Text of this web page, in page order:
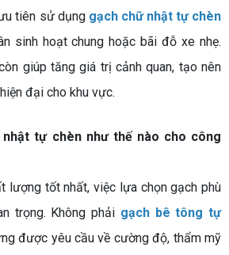
tiên sử dụng gạch chữ nhật tự chèn
sinh hoạt chung hoặc bãi đỗ xe nhẹ.
giúp tăng giá trị cảnh quan, tạo nên
đại cho khu vực.
nhật tự chèn như thế nào cho công
lượng tốt nhất, việc lựa chọn gạch phù
trọng. Không phải gạch bê tông tự
được yêu cầu về cường độ, thẩm mỹ